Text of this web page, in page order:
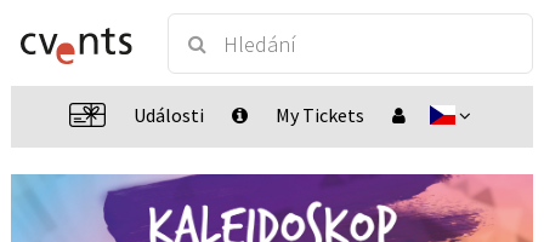
Události My Tickets